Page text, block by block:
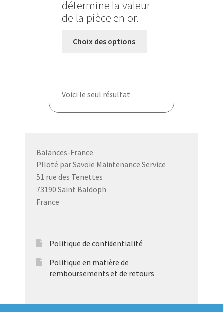
détermine la valeur
de la pièce en or.
Choix des options
options
Voici le seul résultat
Balances-France
PIloté par Savoie Maintenance Service
51 rue des Tenettes
73190 Saint Baldoph
France
Politique de confidentialité
Politique en matière de
remboursements et de retours